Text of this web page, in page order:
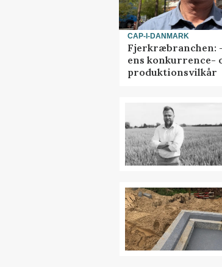
CAP-I-DANMARK
Fjerkræbranchen:
ens konkurrence-
produktionsvilkår